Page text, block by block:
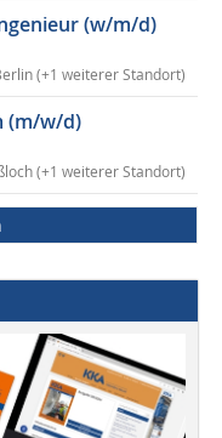
(w/m/d)
(+1 weiterer Standort)
(m/w/d)
(+1 weiterer Standort)